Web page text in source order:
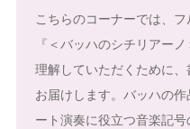
こちらのコーナーでは、
『＜バッハのシチリアー
理解していただくために
お届けします。バッハの
ート演奏に役立つ音楽記